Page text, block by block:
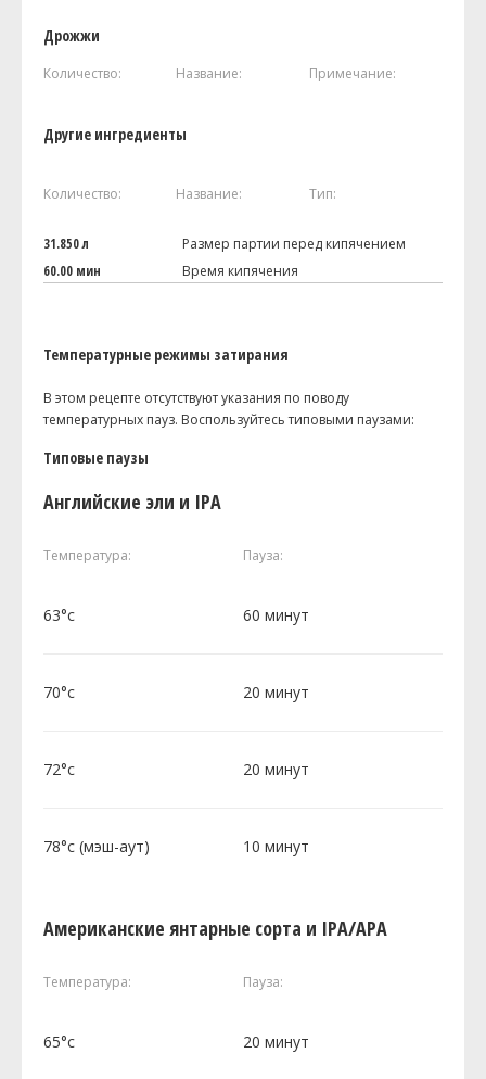
Дрожжи
Количество: Название: Примечание:
Другие ингредиенты
Количество: Название: Тип:
31.850 л
Размер партии перед кипячением
60.00 мин
Время кипячения
Температурные режимы затирания
В этом рецепте отсутствуют указания по поводу
температурных пауз. Воспользуйтесь типовыми паузами:
Типовые паузы
Английские эли и IPA
Температура: Пауза:
63°c 60 минут
70°c 20 минут
72°c 20 минут
78°c (мэш-аут) 10 минут
Американские янтарные сорта и IPA/APA
Температура: Пауза:
65°c 20 минут